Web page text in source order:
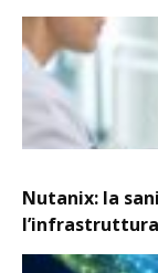
Nutanix: la